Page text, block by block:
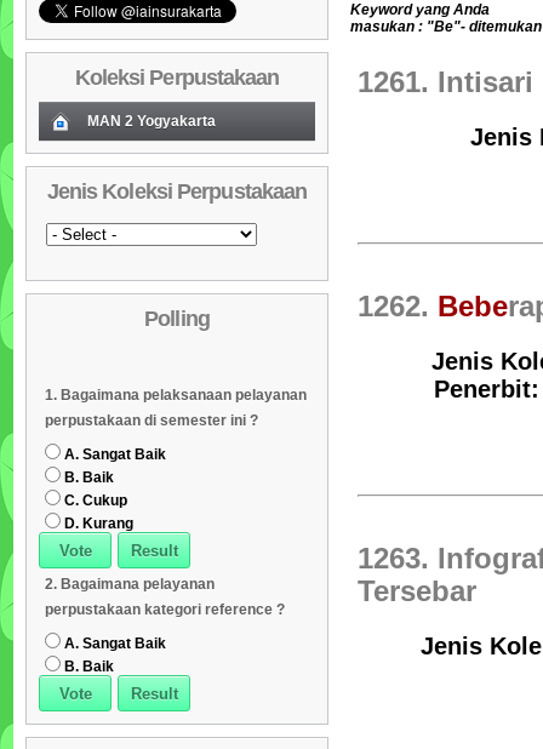
Koleksi Perpustakaan
MAN 2 Yogyakarta
02 Daftar Koleksi Baru (Tgl.Input)
03 Daftar Koleksi (Pengarang)
04 Daftar Koleksi (Judul)
Daftar Koleksi (Subyek)
Dipinjam
07 Daftar Koleksi (Klasifikasi/ddc)
Jenis Koleksi Perpustakaan
Polling
1. Bagaimana pelaksanaan pelayanan
perpustakaan di semester ini ?
A. Sangat Baik
B. Baik
C. Cukup
D. Kurang
2. Bagaimana pelayanan
perpustakaan kategori reference ?
A. Sangat Baik
B. Baik
Keyword yang Anda
masukan : "Be"-
1261.
Jenis
1262. Bebe
Jenis
1263.
Tersebar
Jenis